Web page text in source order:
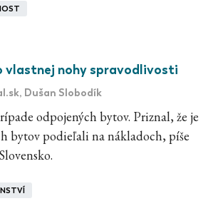
vlastnej nohy spravodlivosti
, Dušan Slobodík
odpojených bytov. Priznal, že je
bytov podieľali na nákladoch, píše